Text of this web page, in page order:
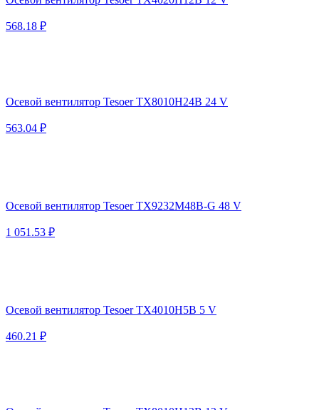
568.18 ₽
Осевой вентилятор Tesoer TX8010H24B 24 V
563.04 ₽
Осевой вентилятор Tesoer TX9232M48B-G 48 V
1 051.53 ₽
Осевой вентилятор Tesoer TX4010H5B 5 V
460.21 ₽